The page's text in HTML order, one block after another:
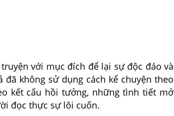
với mục đích để lại sự độc đáo và
không sử dụng cách kể chuyện theo
kết cấu hồi tưởng, những tình tiết mở
đọc thực sự lôi cuốn.